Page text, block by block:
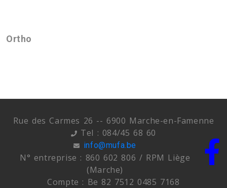
Ortho
Rue des Carmes 26 -- 6900 Marche-en-Famenne
Tel : 084/45 68 60
info@mufa.be
N° entreprise : 860 602 806 / RPM Liège
(Marche)
Compte : Be 82 7512 0485 7168